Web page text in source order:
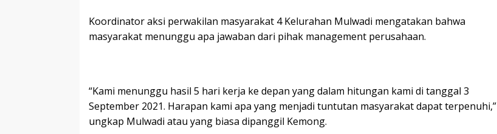
Koordinator aksi perwakilan masyarakat 4 Kelurahan Mulwadi mengatakan bahwa
masyarakat menunggu apa jawaban dari pihak management perusahaan.
“Kami menunggu hasil 5 hari kerja ke depan yang dalam hitungan kami di tanggal 3
September 2021. Harapan kami apa yang menjadi tuntutan masyarakat dapat terpenuhi,”
ungkap Mulwadi atau yang biasa dipanggil Kemong.